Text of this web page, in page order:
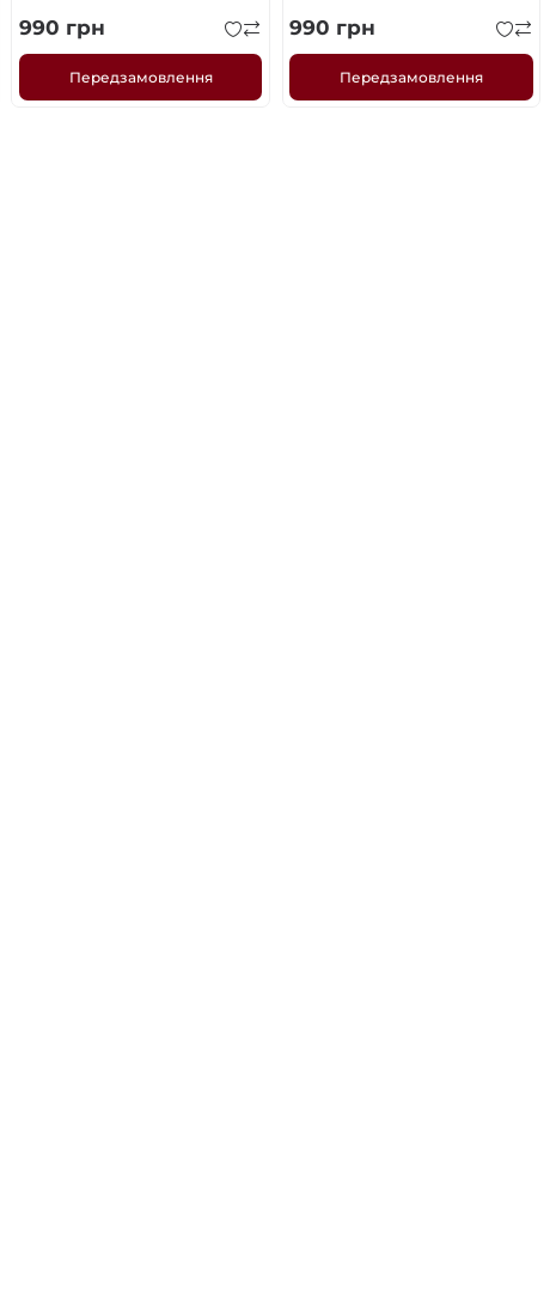
990 грн
Передзамовлення
990 грн
Передзамовлення